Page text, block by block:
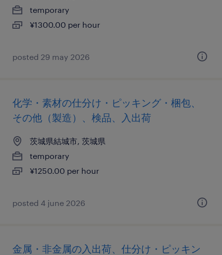
temporary
¥1300.00 per hour
posted 29 may 2026
化学・素材の仕分け・ピッキング・梱包、
その他（製造）、検品、入出荷
茨城県結城市, 茨城県
temporary
¥1250.00 per hour
posted 4 june 2026
金属・非金属の入出荷、仕分け・ピッキン